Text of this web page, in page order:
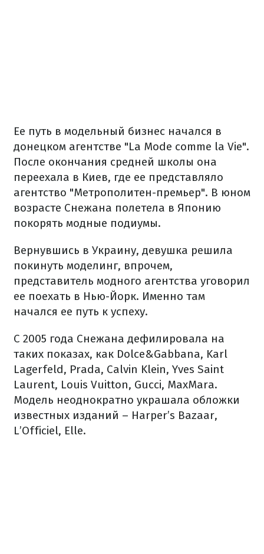
Ее путь в модельный бизнес начался в
донецком агентстве "La Mode comme la Vie".
После окончания средней школы она
переехала в Киев, где ее представляло
агентство "Метрополитен-премьер". В юном
возрасте Снежана полетела в Японию
покорять модные подиумы.
Вернувшись в Украину, девушка решила
покинуть моделинг, впрочем,
представитель модного агентства уговорил
ее поехать в Нью-Йорк. Именно там
начался ее путь к успеху.
С 2005 года Снежана дефилировала на
таких показах, как Dolce&Gabbana, Karl
Lagerfeld, Prada, Calvin Klein, Yves Saint
Laurent, Louis Vuitton, Gucci, MaxMara.
Модель неоднократно украшала обложки
известных изданий – Harper’s Bazaar,
L’Officiel, Elle.